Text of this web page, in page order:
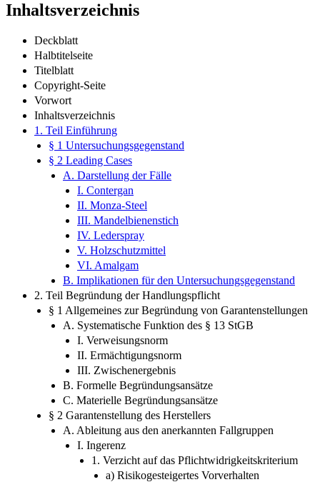
Inhaltsverzeichnis
Deckblatt
Halbtitelseite
Titelblatt
Copyright-Seite
Vorwort
Inhaltsverzeichnis
1. Teil Einführung
§ 1 Untersuchungsgegenstand
§ 2 Leading Cases
A. Darstellung der Fälle
I. Contergan
II. Monza-Steel
III. Mandelbienenstich
IV. Lederspray
V. Holzschutzmittel
VI. Amalgam
B. Implikationen für den Untersuchungsgegenstand
2. Teil Begründung der Handlungspflicht
§ 1 Allgemeines zur Begründung von Garantenstellungen
A. Systematische Funktion des § 13 StGB
I. Verweisungsnorm
II. Ermächtigungsnorm
III. Zwischenergebnis
B. Formelle Begründungsansätze
C. Materielle Begründungsansätze
§ 2 Garantenstellung des Herstellers
A. Ableitung aus den anerkannten Fallgruppen
I. Ingerenz
1. Verzicht auf das Pflichtwidrigkeitskriterium
a) Risikogesteigertes Vorverhalten